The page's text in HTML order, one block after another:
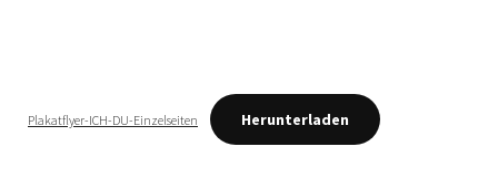
Plakatflyer-ICH-DU-Einzelseiten Herunterladen